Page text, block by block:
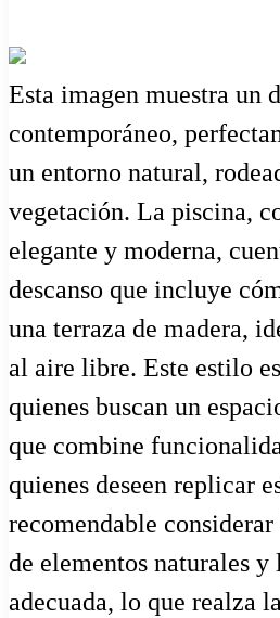
Esta imagen muestra un
contemporáneo,
un entorno natural,
vegetación. La piscina,
elegante y moderna,
descanso que incluye
una terraza de madera,
al aire libre. Este estilo
quienes buscan un
que combine
quienes deseen replicar
recomendable
de elementos naturales
adecuada, lo que realza